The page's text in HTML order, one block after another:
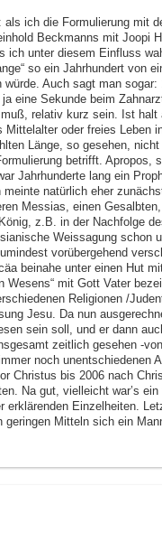
ich die Formulierung mit
Beckmanns mit Joopi
ich unter diesem Einfluss
so ein Jahrhundert von
Auch sagt man
eine Sekunde beim
relativ kurz sein. Ist
Mittelalter oder freies Leben
Länge, so gesehen,
betrifft. Apropos,
Jahrhunderte lang ein
natürlich eher
Messias, einen
z.B. in der Nachfolge
Weissagung schon
vorübergehend
beinahe unter einen Hut
Wesens“ mit Gott Vater
Religionen /
Jesu. Da nun
sein soll, und er dann
zeitlich gesehen -
noch unentschiedenen
Christus bis 2006 nach
Na gut, vielleicht war’s
erklärenden Einzelheiten.
Mitteln sich ein